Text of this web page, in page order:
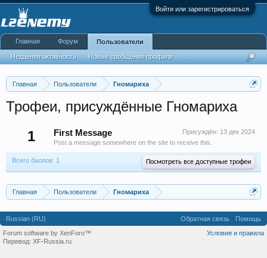
Войти или зарегистрироваться
Главная Пользователи Гномариха
Трофеи, присуждённые Гномариха
1
Присуждён: 13 дек 2024
First Message
Post a message somewhere on the site to receive this.
Всего баллов: 1 Посмотреть все доступные трофеи
Главная Пользователи Гномариха
Главная Форум Пользователи
Недавняя активность Новые сообщения профиля
Russian (RU) Обратная связь
Помощь
Условия и правила
Forum software by XenForo™
Перевод: XF-Russia.ru